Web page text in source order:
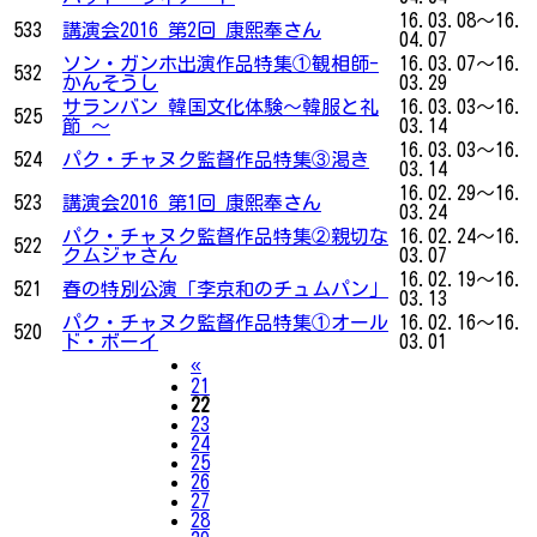
533
講演会2016 第2回 康熙奉さん
16.03.08～16.
04.07
532
ソン・ガンホ出演作品特集①観相師-
かんそうし
16.03.07～16.
03.29
525
サランバン 韓国文化体験～韓服と礼
節 ～
16.03.03～16.
03.14
524
パク・チャヌク監督作品特集③渇き
16.03.03～16.
03.14
523
講演会2016 第1回 康熙奉さん
16.02.29～16.
03.24
522
パク・チャヌク監督作品特集②親切な
クムジャさん
16.02.24～16.
03.07
521
春の特別公演「李京和のチュムパン」
16.02.19～16.
03.13
520
パク・チャヌク監督作品特集①オール
ド・ボーイ
16.02.16～16.
03.01
«Previous
21
22
23
24
25
26
27
28